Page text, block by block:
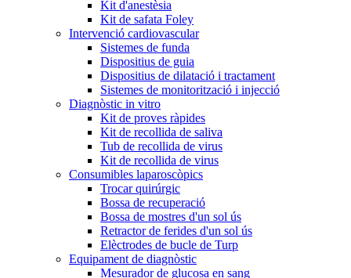
Kit d'anestèsia
Kit de safata Foley
Intervenció cardiovascular
Sistemes de funda
Dispositius de guia
Dispositius de dilatació i tractament
Sistemes de monitorització i injecció
Diagnòstic in vitro
Kit de proves ràpides
Kit de recollida de saliva
Tub de recollida de virus
Kit de recollida de virus
Consumibles laparoscòpics
Trocar quirúrgic
Bossa de recuperació
Bossa de mostres d'un sol ús
Retractor de ferides d'un sol ús
Elèctrodes de bucle de Turp
Equipament de diagnòstic
Mesurador de glucosa en sang